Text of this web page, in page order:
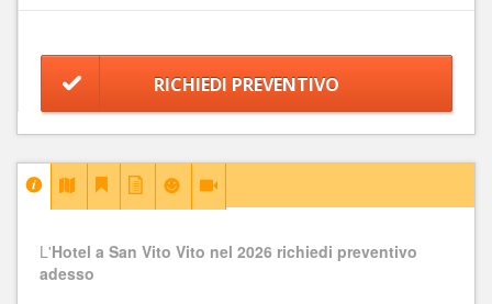
RICHIEDI PREVENTIVO
L'Hotel a San Vito Vito nel 2026 richiedi preventivo
adesso